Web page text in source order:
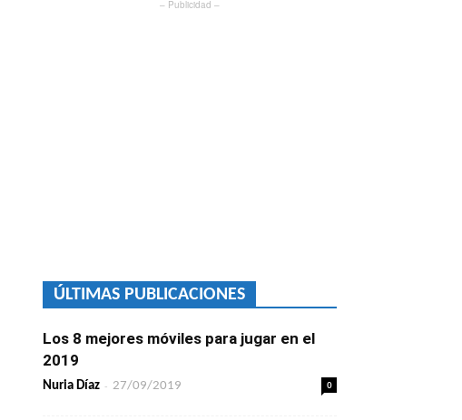
– Publicidad –
ÚLTIMAS PUBLICACIONES
Los 8 mejores móviles para jugar en el
2019
Nuria Díaz - 27/09/2019 0